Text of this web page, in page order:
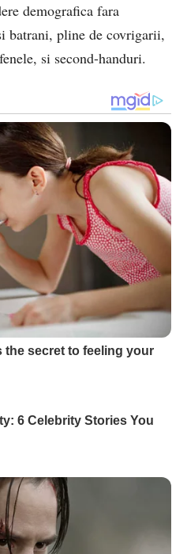
demografica fara
batrani, pline de covrigarii,
si second-handuri.